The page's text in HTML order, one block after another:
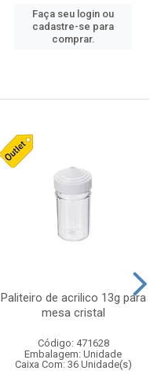
Faça seu login ou
cadastre-se para
comprar.
Paliteiro de acrilico 13g para
mesa cristal
Código: 471628
Embalagem: Unidade
Caixa Com: 36 Unidade(s)